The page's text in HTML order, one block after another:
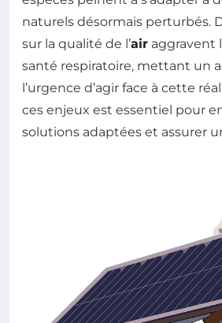
naturels désormais perturbés.
sur la qualité de l’air aggravent
santé respiratoire, mettant un
l’urgence d’agir face à cette
ces enjeux est essentiel pour
solutions adaptées et assurer